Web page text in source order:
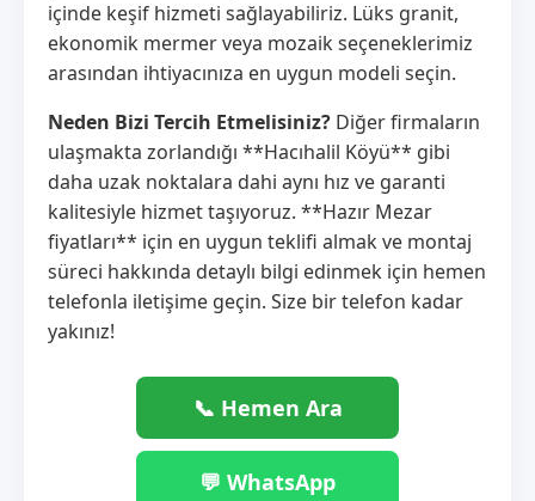
içinde keşif hizmeti sağlayabiliriz. Lüks granit,
ekonomik mermer veya mozaik seçeneklerimiz
arasından ihtiyacınıza en uygun modeli seçin.
Neden Bizi Tercih Etmelisiniz? Diğer firmaların
ulaşmakta zorlandığı **Hacıhalil Köyü** gibi
daha uzak noktalara dahi aynı hız ve garanti
kalitesiyle hizmet taşıyoruz. **Hazır Mezar
fiyatları** için en uygun teklifi almak ve montaj
süreci hakkında detaylı bilgi edinmek için hemen
telefonla iletişime geçin. Size bir telefon kadar
yakınız!
📞 Hemen Ara
💬 WhatsApp